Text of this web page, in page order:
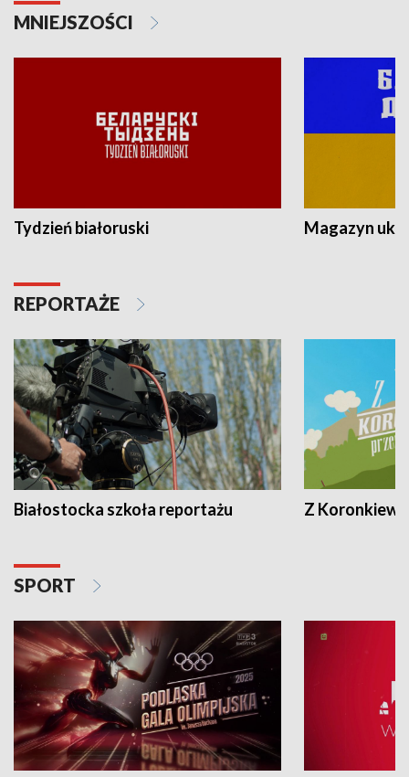
MNIEJSZOŚCI
Tydzień białoruski Magazyn
REPORTAŻE
Białostocka szkoła reportażu Z
SPORT